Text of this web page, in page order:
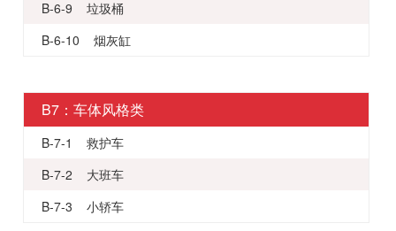
B-6-9 垃圾桶
B-6-10 烟灰缸
B7：车体风格类
B-7-1 救护车
B-7-2 大班车
B-7-3 小轿车